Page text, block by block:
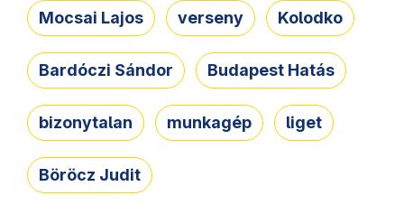
Mocsai Lajos verseny Kolodko
Bardóczi Sándor Budapest Hatás
bizonytalan munkagép liget
Böröcz Judit